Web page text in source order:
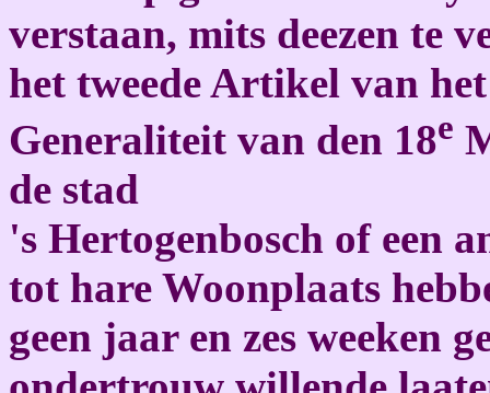
verstaan, mits deezen te
het tweede Artikel van
Generaliteit van den 18e
de stad
's Hertogenbosch of een
tot hare Woonplaats
geen jaar en zes weeken